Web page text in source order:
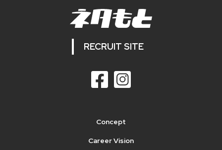
RECRUIT SITE
Concept
Career Vision